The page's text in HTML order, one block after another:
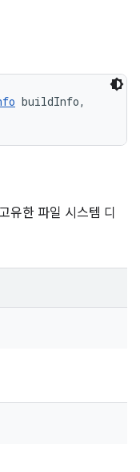
buildInfo,
한 파일 시스템 디